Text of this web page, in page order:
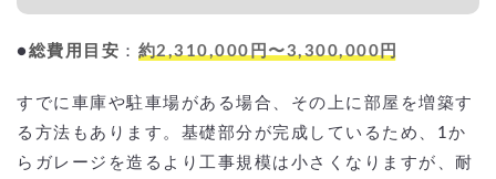
●総費用目安 ： 約2,310,000円〜3,300,000円
すでに車庫や駐車場がある場合、その上に部屋を増築す
る方法もあります。基礎部分が完成しているため、1か
らガレージを造るより工事規模は小さくなりますが、耐